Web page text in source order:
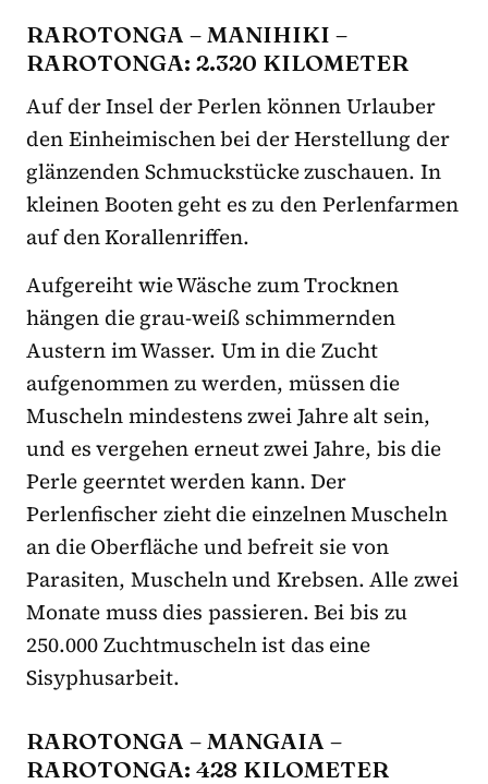
RAROTONGA – MANIHIKI –
RAROTONGA: 2.320 KILOMETER
Auf der Insel der Perlen können Urlauber
den Einheimischen bei der Herstellung der
glänzenden Schmuckstücke zuschauen. In
kleinen Booten geht es zu den Perlenfarmen
auf den Korallenriffen.
Aufgereiht wie Wäsche zum Trocknen
hängen die grau-weiß schimmernden
Austern im Wasser. Um in die Zucht
aufgenommen zu werden, müssen die
Muscheln mindestens zwei Jahre alt sein,
und es vergehen erneut zwei Jahre, bis die
Perle geerntet werden kann. Der
Perlenfischer zieht die einzelnen Muscheln
an die Oberfläche und befreit sie von
Parasiten, Muscheln und Krebsen. Alle zwei
Monate muss dies passieren. Bei bis zu
250.000 Zuchtmuscheln ist das eine
Sisyphusarbeit.
RAROTONGA – MANGAIA –
RAROTONGA: 428 KILOMETER